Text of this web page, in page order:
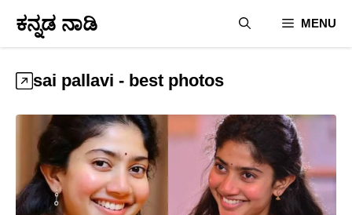
content
ಕನ್ನಡ ನಾಡಿ MENU
sai pallavi - best photos